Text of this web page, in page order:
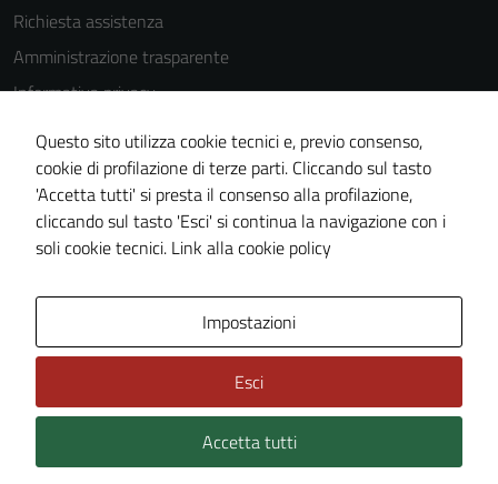
Richiesta assistenza
Amministrazione trasparente
Informativa privacy
Cookie Policy
Note legali
Dichiarazione di accessibilità
Piano di miglioramento del sito
Technical Design s.r.l.
Questo sito utilizza cookie tecnici e, previo consenso,
cookie di profilazione di terze parti. Cliccando sul tasto
'Accetta tutti' si presta il consenso alla profilazione,
cliccando sul tasto 'Esci' si continua la navigazione con i
soli cookie tecnici. Link alla cookie policy
Impostazioni
Esci
Accetta tutti